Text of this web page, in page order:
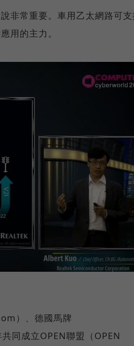
非常重要。車用乙太網路可支
用的主力。
）、德國馬牌
同成立OPEN聯盟（OPEN